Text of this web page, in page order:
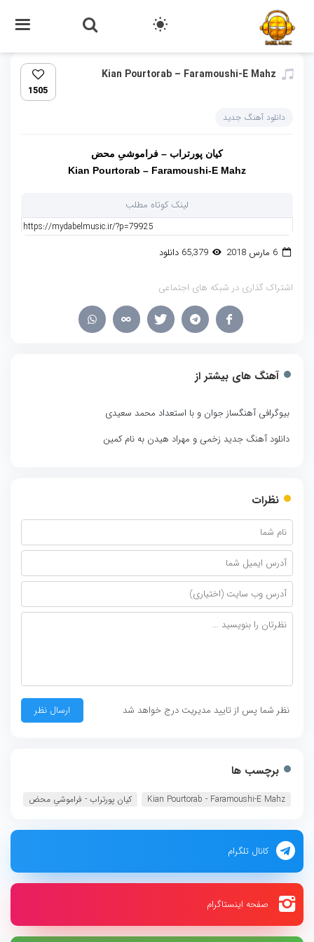
Kian Pourtorab – Faramoushi-E Mahz
1505
دانلود آهنگ جدید
کیان پورتراب – فراموشیِ محض
Kian Pourtorab – Faramoushi-E Mahz
لینک کوتاه مطلب
6 مارس 2018 65,379 دانلود
اشتراک گذاری در شبکه های اجتماعی
آهنگ های بیشتر از
بیوگرافی آهنگساز جوان و با استعداد محمد سعیدی
دانلود آهنگ جدید زخمی و مهراد هیدن به نام کمین
نظرات
نظر شما پس از تایید مدیریت درج خواهد شد
برچسب ها
Kian Pourtorab - Faramoushi-E Mahz کیان پورتراب - فراموشیِ محض
کانال تلگرام
صفحه اینستاگرام